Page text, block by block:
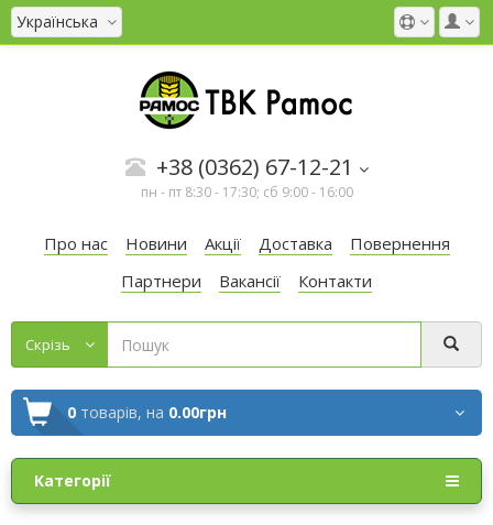
Українська
+38 (0362) 67-12-21
пн - пт 8:30 - 17:30; сб 9:00 - 16:00
Про нас Новини Акції Доставка
Повернення
Партнери
Вакансії Контакти
Cкрізь
0 товарів, на 0.00грн
Категорії